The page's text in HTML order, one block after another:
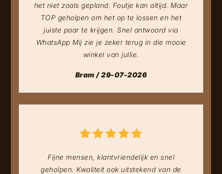
het niet zoals gepland. Foutje kan altijd. Maar
TOP geholpen om het op te lossen en het
juiste paar te krijgen. Snel antwoord via
WhatsApp Mij zie je zeker terug in die mooie
winkel van jullie.
Bram / 29-07-2026
Fijne mensen, klantvriendelijk en snel
geholpen. Kwaliteit ook uitstekend van de